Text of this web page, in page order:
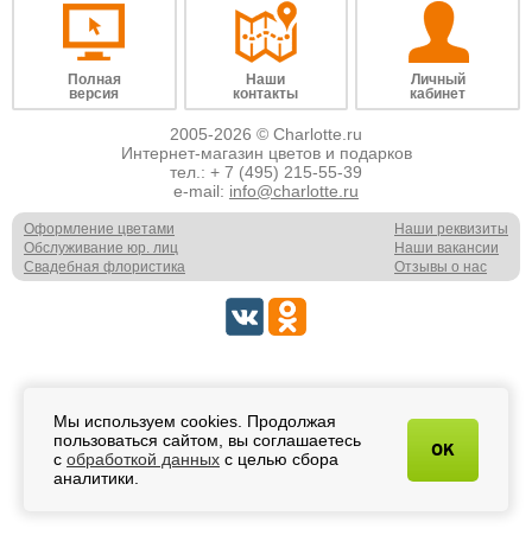
Полная
версия
Наши
контакты
Личный
кабинет
2005-2026 © Charlotte.ru
Интернет-магазин цветов и подарков
тел.: + 7 (495) 215-55-39
e-mail: info@charlotte.ru
Оформление цветами
Обслуживание юр. лиц
Свадебная флористика
Наши реквизиты
Наши вакансии
Отзывы о нас
Мы используем cookies. Продолжая
пользоваться сайтом, вы соглашаетесь
с обработкой данных с целью сбора
аналитики.
OK